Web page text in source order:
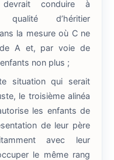
conduire à
d’héritier
la mesure où C ne
A et, par voie de
non plus ;
situation qui serait
le troisième alinéa
les enfants de
de leur père
avec leur
le même rang